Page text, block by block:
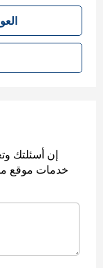
إن أسئلتك
خدمات موقع